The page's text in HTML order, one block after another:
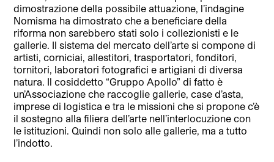
dimostrazione della possibile attuazione, l’indagine
Nomisma ha dimostrato che a beneficiare della
riforma non sarebbero stati solo i collezionisti e le
gallerie. Il sistema del mercato dell’arte si compone di
artisti, corniciai, allestitori, trasportatori, fonditori,
tornitori, laboratori fotografici e artigiani di diversa
natura. Il cosiddetto “Gruppo Apollo” di fatto è
un’Associazione che raccoglie gallerie, case d’asta,
imprese di logistica e tra le missioni che si propone c’è
il sostegno alla filiera dell’arte nell’interlocuzione con
le istituzioni. Quindi non solo alle gallerie, ma a tutto
l’indotto.